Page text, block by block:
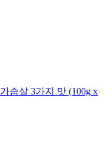
슴살 3가지 맛 (100g x